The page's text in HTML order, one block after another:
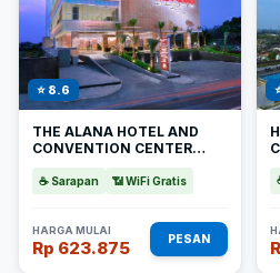
⭐ 8.6
THE ALANA HOTEL AND
CONVENTION CENTER
☕ Sarapan 📶 WiFi Gratis
HARGA MULAI
Rp 623.875 PESAN